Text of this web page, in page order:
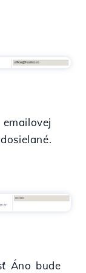
Áno bude